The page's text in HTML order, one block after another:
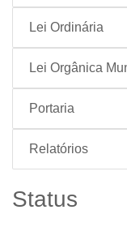
Lei Ordinária
Lei Orgânica
Portaria
Relatórios
Status